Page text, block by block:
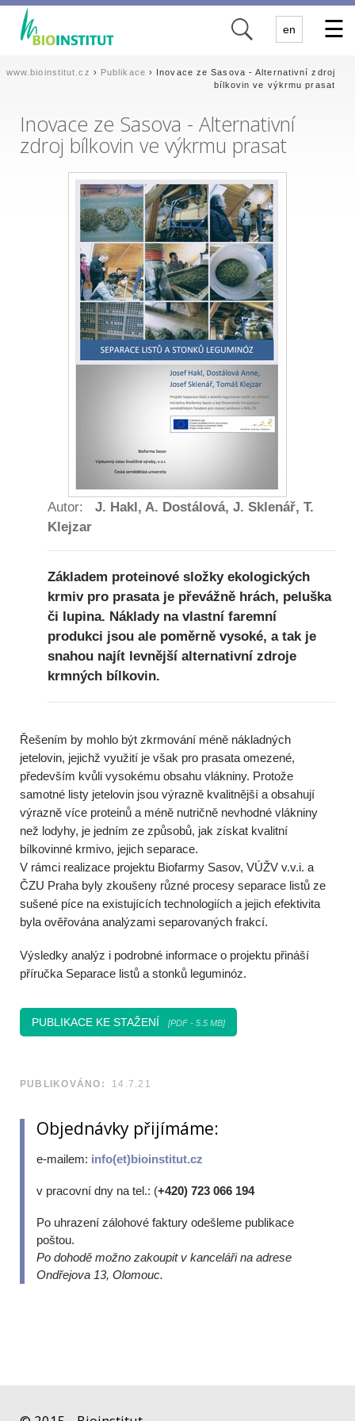
en
✕
www.bioinstitut.cz › Publikace › Inovace ze Sasova - Alternativní zdroj
bílkovin ve výkrmu prasat
Inovace ze Sasova - Alternativní
zdroj bílkovin ve výkrmu prasat
Autor: J. Hakl, A. Dostálová, J. Sklenář, T.
Klejzar
Základem proteinové složky ekologických
krmiv pro prasata je převážně hrách, peluška
či lupina. Náklady na vlastní faremní
produkci jsou ale poměrně vysoké, a tak je
snahou najít levnější alternativní zdroje
krmných bílkovin.
Řešením by mohlo být zkrmování méně nákladných
jetelovin, jejichž využití je však pro prasata omezené,
především kvůli vysokému obsahu vlákniny. Protože
samotné listy jetelovin jsou výrazně kvalitnější a obsahují
výrazně více proteinů a méně nutričně nevhodné vlákniny
než lodyhy, je jedním ze způsobů, jak získat kvalitní
bílkovinné krmivo, jejich separace.
V rámci realizace projektu Biofarmy Sasov, VÚŽV v.v.i. a
ČZU Praha byly zkoušeny různé procesy separace listů ze
sušené píce na existujících technologiích a jejich efektivita
byla ověřována analýzami separovaných frakcí.
Výsledky analýz i podrobné informace o projektu přináší
příručka Separace listů a stonků leguminóz.
PUBLIKACE KE STAŽENÍ [PDF - 5.5 MB]
PUBLIKOVÁNO: 14.7.21
Objednávky přijímáme:
e-mailem: info(et)bioinstitut.cz
v pracovní dny na tel.: (+420) 723 066 194
Po uhrazení zálohové faktury odešleme publikace
poštou.
Po dohodě možno zakoupit v kanceláři na adrese
Ondřejova 13, Olomouc.